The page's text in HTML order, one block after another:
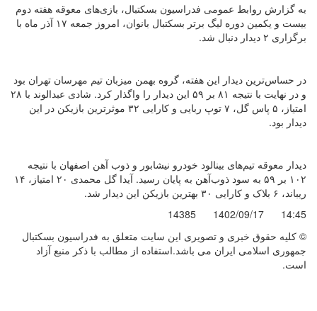
به گزارش روابط عمومی فدراسیون بسکتبال، بازی‌های معوقه هفته دوم
بیست و یکمین دوره لیگ برتر بسکتبال بانوان، امروز جمعه ۱۷ آذر ماه با
برگزاری ۲ دیدار دنبال شد.
در حساس‌ترین دیدار این هفته، گروه بهمن میزبان تیم مهرسان تهران بود
و در نهایت با نتیجه ۸۱ بر ۵۹ این دیدار را واگذار کرد. شادی عبدالوند با ۲۸
امتیاز، ۵ پاس گل، ۷ توپ ربایی و کارایی ۳۲ موثرترین بازیکن در این
دیدار بود.
دیدار معوقه تیم‌های بینالود خودرو نیشابور و ذوب آهن اصفهان با نتیجه
۱۰۲ بر ۵۹ به سود ذوب‌آهن به پایان رسید. آیدا گل محمدی ۲۰ امتیاز، ۱۴
ریباند، ۶ بلاک و کارایی ۳۰ بهترین بازیکن این دیدار شد.
14:45
1402/09/17
14385
© کليه حقوق خبری و تصويری اين سايت متعلق به فدراسیون بسکتبال
جمهوری اسلامی ایران می باشد.استفاده از مطالب با ذكر منبع آزاد
است.